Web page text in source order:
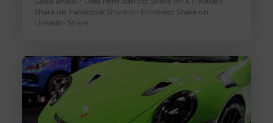
Share on Facebook Share on Pinterest Share on
LinkedIn Share